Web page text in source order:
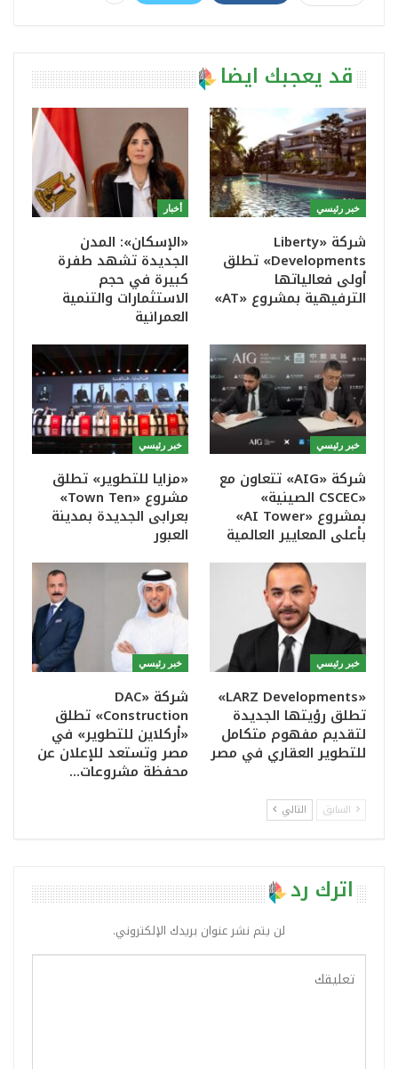
قد يعجبك ايضا
خبر رئيسي
شركة «Liberty
Developments» تطلق
أولى فعالياتها
الترفيهية بمشروع «AT»
أخبار
«الإسكان»: المدن
الجديدة تشهد طفرة
كبيرة في حجم
الاستثمارات والتنمية
العمرانية
خبر رئيسي
شركة «AIG» تتعاون مع
«CSCEC الصينية»
بمشروع «AI Tower»
بأعلى المعايير العالمية
خبر رئيسي
«مزايا للتطوير» تطلق
مشروع «Town Ten»
بعرابى الجديدة بمدينة
العبور
خبر رئيسي
«LARZ Developments»
تطلق رؤيتها الجديدة
لتقديم مفهوم متكامل
للتطوير العقاري في مصر
خبر رئيسي
شركة «DAC
Construction» تطلق
«أركلاين للتطوير» في
مصر وتستعد للإعلان عن
محفظة مشروعات…
السابق التالي
اترك رد
لن يتم نشر عنوان بريدك الإلكتروني.